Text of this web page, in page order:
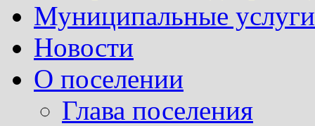
Муниципальные
Новости
О поселении
Глава поселения